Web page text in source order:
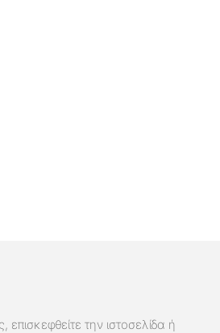
την ιστοσελίδα ή